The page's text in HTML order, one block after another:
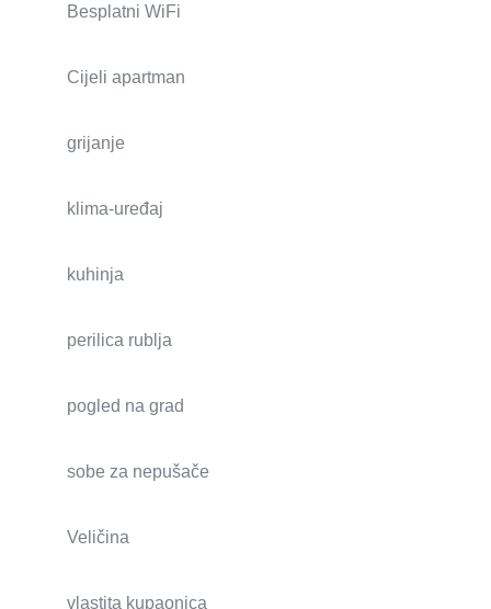
Besplatni WiFi
Cijeli apartman
grijanje
klima-uređaj
kuhinja
perilica rublja
pogled na grad
sobe za nepušače
Veličina
vlastita kupaonica